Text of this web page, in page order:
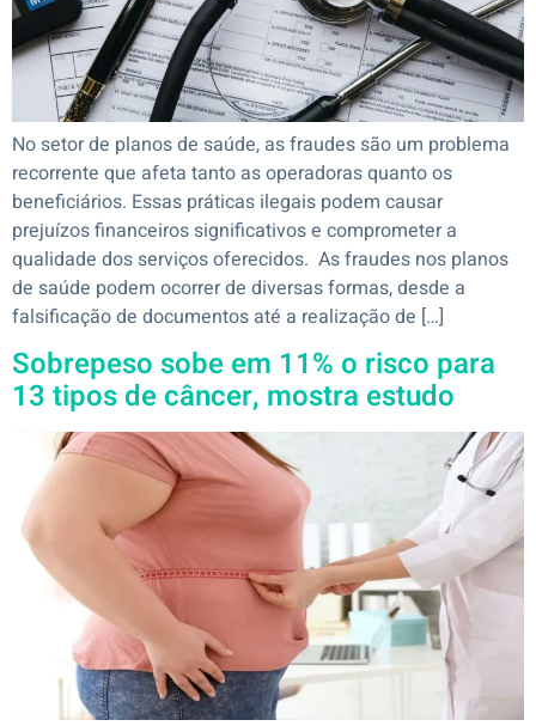
No setor de planos de saúde, as fraudes são um problema
recorrente que afeta tanto as operadoras quanto os
beneficiários. Essas práticas ilegais podem causar
prejuízos financeiros significativos e comprometer a
qualidade dos serviços oferecidos. As fraudes nos planos
de saúde podem ocorrer de diversas formas, desde a
falsificação de documentos até a realização de […]
Sobrepeso sobe em 11% o risco para
13 tipos de câncer, mostra estudo